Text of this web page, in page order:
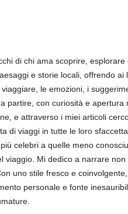
di chi ama scoprire,
e storie locali, offrendo
le emozioni, i
partire, con curiosità e
e attraverso i miei articoli
di viaggi in tutte le loro
celebri a quelle meno
viaggio. Mi dedico a narrare
uno stile fresco e
personale e fonte